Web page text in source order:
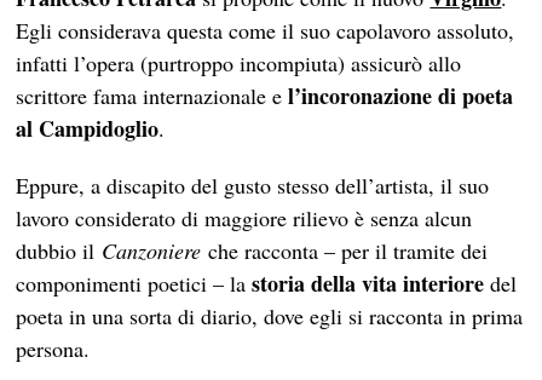
Egli considerava questa come il suo capolavoro assoluto,
infatti l’opera (purtroppo incompiuta) assicurò allo
scrittore fama internazionale el’incoronazione di poeta
al Campidoglio.
Eppure, a discapito del gusto stesso dell’artista, il suo
lavoro considerato di maggiore rilievo è senza alcun
dubbio il Canzoniere che racconta – per il tramite dei
componimenti poetici – lastoria della vita interiore del
poeta in una sorta di diario, dove egli si racconta in prima
persona.